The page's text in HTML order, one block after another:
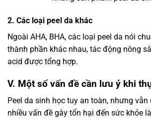
2. Các loại peel da khác
Ngoài AHA, BHA, các loại peel da nói
thành phần khác nhau, tác động nông
acid được tổng hợp.
V. Một số vấn đề cần lưu ý khi
Peel da sinh học tuy an toàn, nhưng
nhiều vấn đề gây tổn hại đến sức khỏe